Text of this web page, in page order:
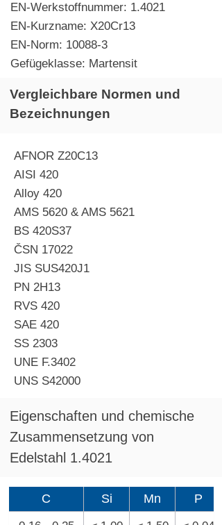
EN-Werkstoffnummer: 1.4021
EN-Kurzname: X20Cr13
EN-Norm: 10088-3
Gefügeklasse: Martensit
Vergleichbare Normen und
Bezeichnungen
AFNOR Z20C13
AISI 420
Alloy 420
AMS 5620 & AMS 5621
BS 420S37
ČSN 17022
JIS SUS420J1
PN 2H13
RVS 420
SAE 420
SS 2303
UNE F.3402
UNS S42000
Eigenschaften und chemische
Zusammensetzung von
Edelstahl 1.4021
C Si Mn P